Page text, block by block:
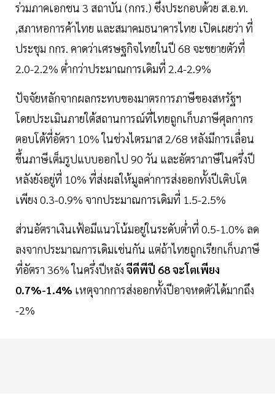
ร่วมภาคเอกชน 3 สถาบัน (กกร.) ซึ่งประกอบด้วย ส.อ.ท.
,สภาหอการค้าไทย และสมาคมธนาคารไทย เปิดเผยว่า ที่
ประชุม กกร. คาดว่าเศรษฐกิจไทยในปี 68 จะขยายตัวที่
2.0-2.2% ต่ำกว่าประมาณการเดิมที่ 2.4-2.9%
ปัจจัยหลักจากผลกระทบของมาตรการภาษีของสหรัฐฯ
โดยประเมินภายใต้สถานการณ์ที่ไทยถูกเก็บภาษีศุลกากร
ตอบโต้ที่อัตรา 10% ในช่วงไตรมาส 2/68 หลังมีการเลื่อน
ขึ้นภาษีเต็มรูปแบบออกไป 90 วัน และอัตราภาษีในครึ่งปี
หลังยังอยู่ที่ 10% ที่ส่งผลให้มูลค่าการส่งออกทั้งปีเติบโต
เพียง 0.3-0.9% จากประมาณการเดิมที่ 1.5-2.5%
ส่วนอัตราเงินเฟ้อมีแนวโน้มอยู่ในระดับต่ำที่ 0.5-1.0% ลด
ลงจากประมาณการเดิมเช่นกัน แต่ถ้าไทยถูกเรียกเก็บภาษี
ที่อัตรา 36% ในครึ่งปีหลัง จีดีพีปี 68 จะโตเพียง
0.7%-1.4% เหตุจากการส่งออกทั้งปีอาจหดตัวได้มากถึง
-2%